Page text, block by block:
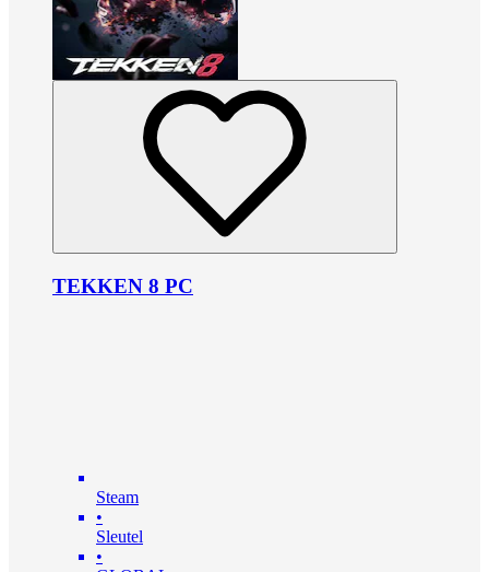
TEKKEN 8 PC
Steam
•
Sleutel
•